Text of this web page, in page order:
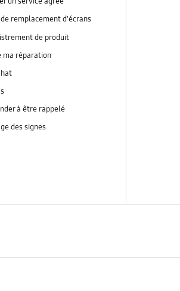
remplacement d'écrans
de produit
ma réparation
à être rappelé
des signes